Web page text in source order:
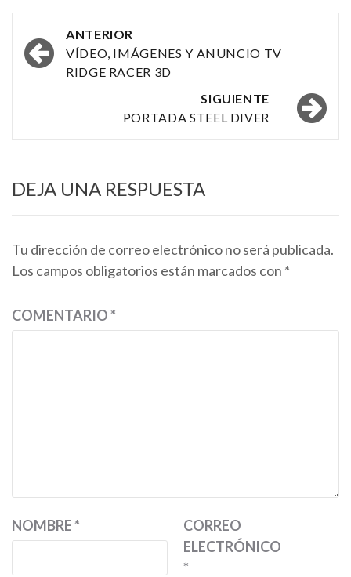
Navegación
por
ANTERIOR
VÍDEO, IMÁGENES Y ANUNCIO TV
RIDGE RACER 3D
SIGUIENTE
PORTADA STEEL DIVER
DEJA UNA RESPUESTA
Tu dirección de correo electrónico no será publicada.
Los campos obligatorios están marcados con *
COMENTARIO*
NOMBRE*
CORREO
ELECTRÓNICO
*